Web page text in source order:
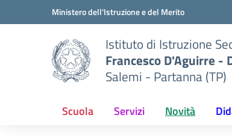
Vai ai contenuti
Vai al menu di navigazioneMinistero dell'Istruzione e del Merito
Istituto di Istruzione
Francesco D'Aguirre -
Salemi - Partanna (TP)
Scuola Servizi Novità